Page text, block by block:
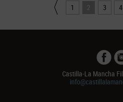
1 2 3 4
Castilla-La Mancha